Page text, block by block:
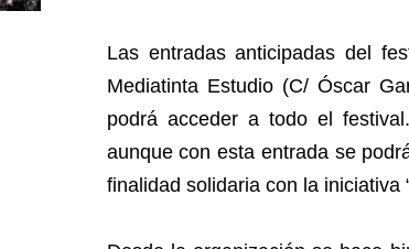
Las entradas anticipadas del
Mediatinta Estudio (C/ Óscar
podrá acceder a todo el
aunque con esta entrada se
finalidad solidaria con la iniciativa